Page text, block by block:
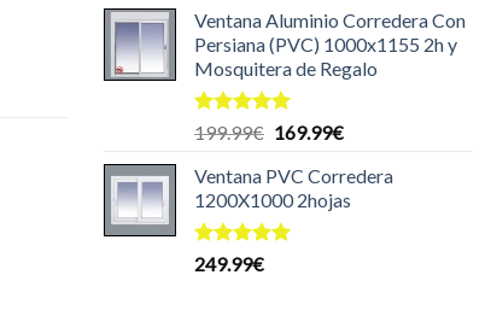
de 5
Ventana Aluminio Corredera Con
Persiana (PVC) 1000x1155 2h y
Mosquitera de Regalo
Valorado
de 5
199.99€ El
original
era:
199.99€.
169.99€El
actual
es:
Ventana PVC Corredera
1200X1000 2hojas
Valorado
249.99€